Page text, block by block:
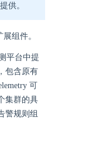
提供。
组件。
平台中提
包含原有
可
集群的具
警规则组